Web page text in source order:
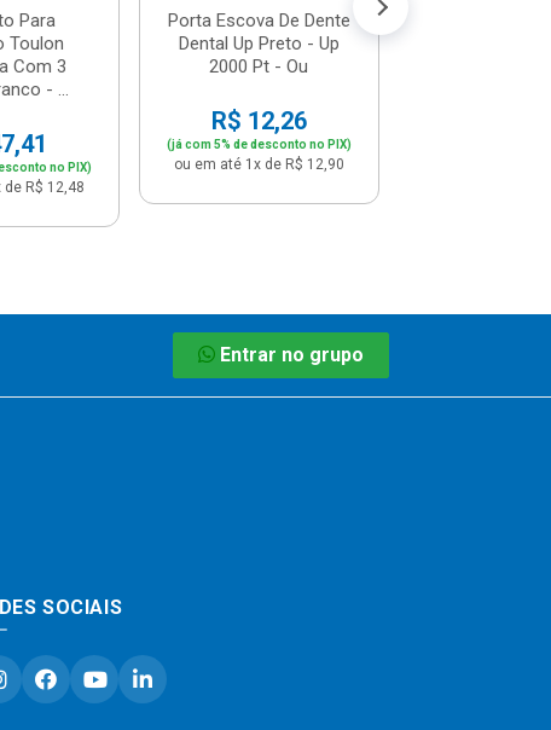
Para
Toulon
Com 3
- ...
no PIX)
R$ 12,48
Porta Escova De Dente
Dental Up Preto - Up
2000 Pt - Ou
R$ 12,26
(já com 5% de desconto no PIX)
ou em até 1x de R$ 12,90
Entrar no grupo
SOCIAIS